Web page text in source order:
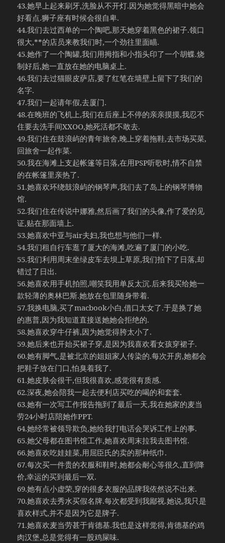
43.她早上起来刷牙,洗脸从不开灯.因为她觉得黑暗中她会
好看点.狮子座有时候会很自卑.
44.我们去过西单的一个陶吧,那天她穿着黑色的裙子.领口
很大,**的店员来教我们时,一个劲往里面瞄.
45.她作了一个陶罐,我们用拇指和小指头印了一个胡蝶.烧
制好后,她一直放在她的电脑桌上.
46.我们去过猫眼皮萨店,要了红笔在墙壁上留下了我们的
名字.
47.我们一起请年假,去厦门.
48.在晚班的飞机上,我们在后座上不停的亲亲摸摸,我忍不
住要去洗手间XXOO,她死活都不敢去.
49.我们住在鼓浪屿的青年旅舍,晚上穿着拖鞋,去市场买菜,
回旅舍一起作菜.
50.我在海滩上支起帐篷等日落,在用PSP听歌时,情不自禁
的在帐篷里亲热了.
51.她喜欢环绕鼓浪屿的钢琴声,我们去了岛上的钢琴博物
馆.
52.我们住在传说中娜雅,然后画了我们的头像,作了爱的见
证,贴在那面墙上.
53.她喜欢中亚与air夫妇,我也想与他们一样.
54.我们租自行车逛了厦大的海滩,吃遍了厦门的小吃.
55.我们利用周末坐绿皮车去坝上草原,我们拍下了日落,却
错过了日出.
56.她喜欢用手机拍照,嘲笑我用单反太沉.后来我买给她一
款轻薄的奥林巴斯.她放在包里随身带着.
57.我换电脑,买了macbook小白,借口太女了.于是换了她
的惠普,因为我知道直接送她她会拒绝的.
58.她喜欢穿牛仔裤,因为她觉得胯太小了.
59.她后来也开始买裙子穿,是因为我喜欢看女孩穿裙子.
60.她有脚气,是被北京的姐姐家人传染的.每次开房,她都会
把鞋子放在门口,怕臭着我了.
61.她皮肤会很干,但我很喜欢,感觉很有质感.
62.深夜,她会陪我一起去便利店买吃的喝的和套套.
63.她有一次写工作报告拖到了最后一天,我在她家的麦当
劳24小时店陪她作PPT.
64.她经常被领导欺负,她给我打电话会哭诉工作上的事.
65.她父母都在图书馆工作,她喜欢周末拉我去图书馆.
66.她喜欢吃娃娃菜,用屈臣氏的卖的那种纸巾.
67.每次买一件贵的衣服和鞋时,她都会耐心等很久,直到降
价,幸运的买到最后一双.
69.她有点小虚荣,穿的很多衣服的品牌我依然说不出来.
70.她喜欢去秀水买假名牌.每次都受到我鄙视.她说,我只是
喜欢样式,并不是因为它是牌子.
71.她喜欢麦当劳甚于肯德基.我也是这样觉得,肯德基的鸡
肉汉堡,总是觉得有一股鸡屎味.